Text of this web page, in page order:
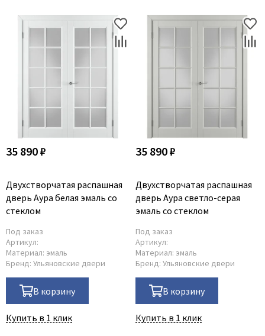
35 890 ₽
Двухстворчатая распашная
дверь Аура белая эмаль со
стеклом
Под заказ
Артикул:
Материал: эмаль
Бренд: Ульяновские двери
В корзину
Купить в 1 клик
35 890 ₽
Двухстворчатая распашная
дверь Аура светло-серая
эмаль со стеклом
Под заказ
Артикул:
Материал: эмаль
Бренд: Ульяновские двери
В корзину
Купить в 1 клик